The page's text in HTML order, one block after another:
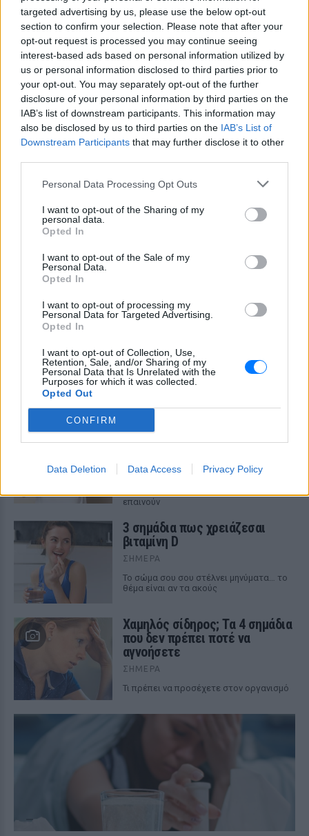
targeted advertising by us, please use the below opt-out
section to confirm your selection. Please note that after your
opt-out request is processed you may continue seeing
interest-based ads based on personal information utilized by
us or personal information disclosed to third parties prior to
your opt-out. You may separately opt-out of the further
disclosure of your personal information by third parties on the
IAB’s list of downstream participants. This information may
also be disclosed by us to third parties on the IAB’s List of
Downstream Participants that may further disclose it to other
Personal Data Processing Opt Outs
I want to opt-out of the Sharing of my
personal data.
Opted In
I want to opt-out of the Sale of my
Personal Data.
Opted In
I want to opt-out of processing my
Personal Data for Targeted Advertising.
Opted In
I want to opt-out of Collection, Use,
Retention, Sale, and/or Sharing of my
Personal Data that Is Unrelated with the
Purposes for which it was collected.
Opted Out
CONFIRM
Data Deletion Data Access Privacy Policy
ΔΙΑΦΗΜΙΣΗ
ΔΕΙΤΕ ΕΠΙΣΗΣ
ΣΤΗΝ ΙΔΙΑ ΚΑΤΗΓΟΡΙΑ
Γιατί τα κομπλιμέντα σε
φέρνουν σε δύσκολη θέση (και
ΣΉΜΕΡΑ
επαινούν
3 σημάδια πως χρειάζεσαι
βιταμίνη D
ΣΉΜΕΡΑ
Το σώμα σου σου στέλνει μηνύματα… το
θέμα είναι αν τα ακούς
Χαμηλός σίδηρος; Τα 4 σημάδια
που δεν πρέπει ποτέ να
αγνοήσετε
ΣΉΜΕΡΑ
Τι πρέπει να προσέχετε στον οργανισμό